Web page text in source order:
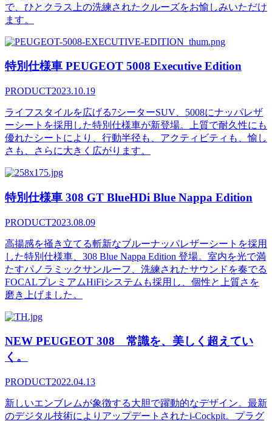
で、ひとクラス上の洗練されたクルーズをお愉しみいただけ
ます。
特別仕様車 PEUGEOT 5008 Executive Edition
PRODUCT2023.10.19
ライフスタイルを広げる7シーターSUV、5008にナッパレザ
ーシートを採用した特別仕様車が新登場。上質で耐久性にも
優れたシートにより、行動半径も、アクティビティも、愉し
さも、さらに大きく広がります。
特別仕様車 308 GT BlueHDi Blue Nappa Edition
PRODUCT2023.08.09
高揚感を掻き立てる斬新なブルーナッパレザーシートを採用
した特別仕様車、308 Blue Nappa Edition 登場。室内を光で満
たすパノラミックサンルーフ、洗練されたサウンドを奏でる
FOCALプレミアムHiFiシステムも採用し、個性と上質さを
磨き上げました。
NEW PEUGEOT 308 常識を、美しく超えてい
く。
PRODUCT2022.04.13
新しいエンブレムが象徴する大胆で躍動的なデザイン。最新
のデジタル技術によりアップデートされたi-Cockpit。プラグ